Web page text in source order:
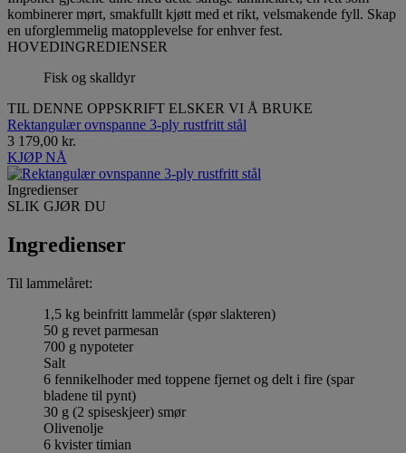
kombinerer mørt, smakfullt kjøtt med et rikt, velsmakende fyll. Skap
en uforglemmelig matopplevelse for enhver fest.
HOVEDINGREDIENSER
Fisk og skalldyr
TIL DENNE OPPSKRIFT ELSKER VI Å BRUKE
Rektangulær ovnspanne 3-ply rustfritt stål
3 179,00 kr.
KJØP NÅ
Ingredienser
SLIK GJØR DU
Ingredienser
Til lammelåret:
1,5 kg beinfritt lammelår (spør slakteren)
50 g revet parmesan
700 g nypoteter
Salt
6 fennikelhoder med toppene fjernet og delt i fire (spar
bladene til pynt)
30 g (2 spiseskjeer) smør
Olivenolje
6 kvister timian